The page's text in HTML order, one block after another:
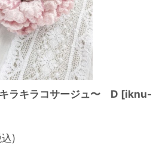
ラキラコサージュ〜 D [iknu-
)